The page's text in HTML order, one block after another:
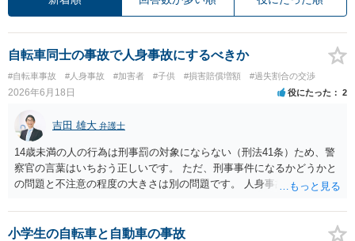
自転車同士の事故で人身事故にするべきか
#自転車事故 #人身事故 #加害者 #子供 #損害賠償増額 #過失割合の交渉
2026年6月18日 役にたった 2
吉田 雄大 弁護士
14歳未満の人の行為は刑事罰の対象にならない（刑法41条）ため、警
察官の言葉はいちおう正しいです。 ただ、刑事事件になるかどうかと
の問題と不注意の程度の大きさは別の問題です。 人身事故の届出を行
はありません。
小学生の自転車と自動車の事故